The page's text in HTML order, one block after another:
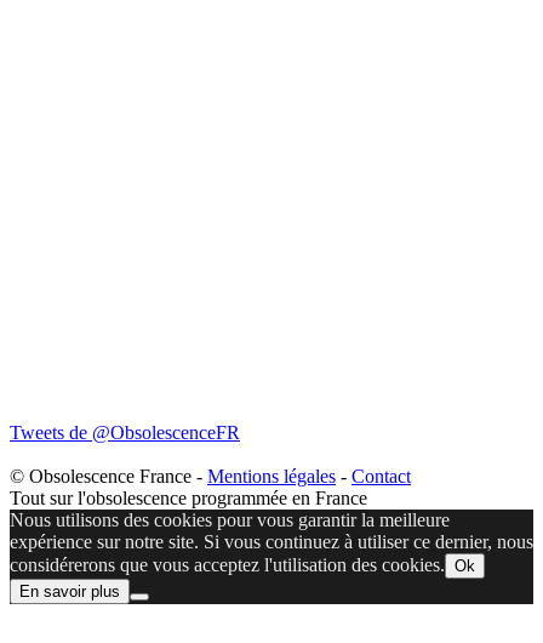
Tweets de @ObsolescenceFR
© Obsolescence France - Mentions légales - Contact
Tout sur l'obsolescence programmée en France
Nous utilisons des cookies pour vous garantir la meilleure
expérience sur notre site. Si vous continuez à utiliser ce dernier, nous
considérerons que vous acceptez l'utilisation des cookies. Ok
En savoir plus